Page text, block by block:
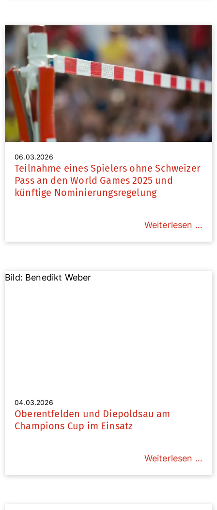
06.03.2026
Teilnahme eines Spielers ohne Schweizer
Pass an den World Games 2025 und
künftige Nominierungsregelung
Weiterlesen …
Bild: Benedikt Weber
04.03.2026
Oberentfelden und Diepoldsau am
Champions Cup im Einsatz
Weiterlesen …